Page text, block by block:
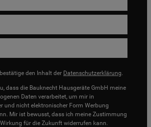
den Inhalt der Datenschutzerklärung.
dass die Bauknecht Hausgeräte GmbH meine
Daten verarbeitet, um mir in
und nicht elektronischer Form Werbung
Mir ist bewusst, dass ich meine Zustimmung
für die Zukunft widerrufen kann.